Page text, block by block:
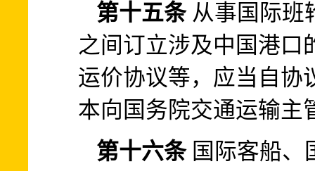
第十五条 从事国际班
之间订立涉及中国港口
运价协议等，应当自协
本向国务院交通运输主
第十六条 国际客船、